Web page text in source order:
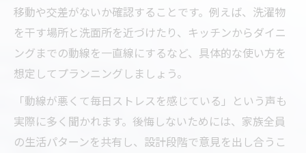
移動や交差がないか確認することです。例えば、洗濯物
を干す場所と洗面所を近づけたり、キッチンからダイニ
ングまでの動線を一直線にするなど、具体的な使い方を
想定してプランニングしましょう。
「動線が悪くて毎日ストレスを感じている」という声も
実際に多く聞かれます。後悔しないためには、家族全員
の生活パターンを共有し、設計段階で意見を出し合うこ